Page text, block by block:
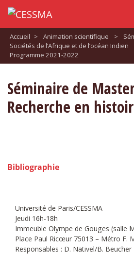
Accueil > Animation scientifique >
Sociétés de l’Afrique et de l’océan Indien
Programme 2021-2022
Séminaire de
Recherche en
Bibliographie
Université de Paris/CESSMA
Jeudi 16h-18h
Immeuble Olympe de Gouges (salle
Place Paul Ricœur 75013 – Métro F.
Responsables : D. Nativel/B. Beucher